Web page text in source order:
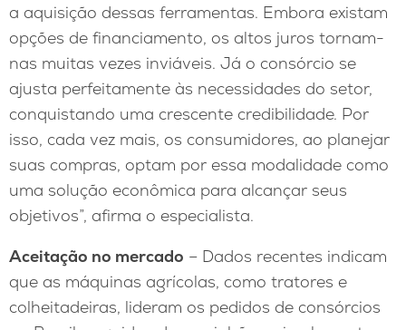
a aquisição dessas ferramentas. Embora existam
opções de financiamento, os altos juros tornam-
nas muitas vezes inviáveis. Já o consórcio se
ajusta perfeitamente às necessidades do setor,
conquistando uma crescente credibilidade. Por
isso, cada vez mais, os consumidores, ao planejar
suas compras, optam por essa modalidade como
uma solução econômica para alcançar seus
objetivos”, afirma o especialista.
Aceitação no mercado – Dados recentes indicam
que as máquinas agrícolas, como tratores e
colheitadeiras, lideram os pedidos de consórcios